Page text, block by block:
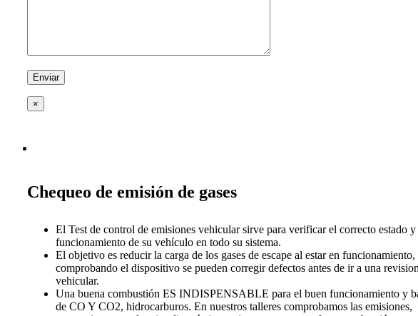
×
Chequeo de emisión de gases
El Test de control de emisiones vehicular sirve para verificar el correcto estado y
funcionamiento de su vehículo en todo su sistema.
El objetivo es reducir la carga de los gases de escape al estar en funcionamiento,
comprobando el dispositivo se pueden corregir defectos antes de ir a una revision
vehicular.
Una buena combustión ES INDISPENSABLE para el buen funcionamiento y
de CO Y CO2, hidrocarburos. En nuestros talleres comprobamos las emisiones,